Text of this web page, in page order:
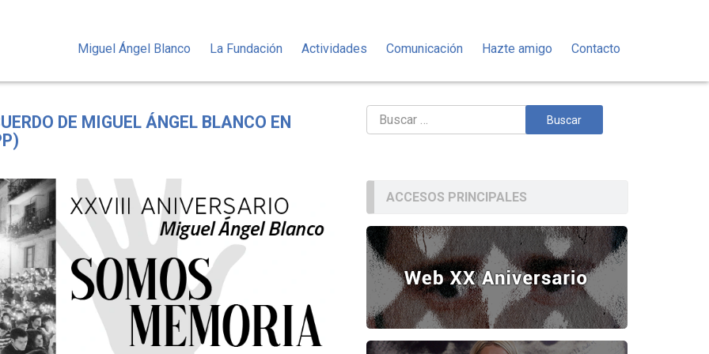
Miguel Ángel Blanco La Fundación Actividades Comunicación Hazte amigo Contacto
DE MIGUEL ÁNGEL BLANCO EN
Buscar:
ACCESOS PRINCIPALES